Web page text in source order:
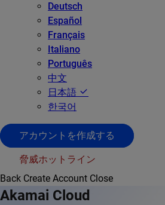
Deutsch
Español
Français
Italiano
Português
中文
日本語
한국어
アカウントを作成する
脅威ホットライン
Back Create Account Close
Akamai Cloud